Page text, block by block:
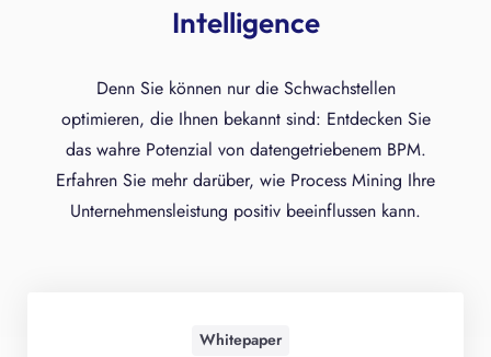
Intelligence
Denn Sie können nur die Schwachstellen
optimieren, die Ihnen bekannt sind: Entdecken Sie
das wahre Potenzial von datengetriebenem BPM.
Erfahren Sie mehr darüber, wie Process Mining Ihre
Unternehmensleistung positiv beeinflussen kann.
Whitepaper